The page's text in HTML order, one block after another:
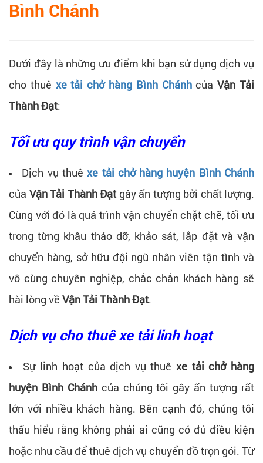
Bình Chánh
Dưới đây là những ưu điểm khi bạn sử dụng dịch vụ
cho thuê xe tải chở hàng Bình ChánhcủaVận Tải
Thành Đạt:
Tối ưu quy trình vận chuyển
Dịch vụ thuêxe tải chở hàng huyện Bình Chánh
của Vận Tải Thành Đạt gây ấn tượng bởi chất lượng.
Cùng với đó là quá trình vận chuyển chặt chẽ, tối ưu
trong từng khâu tháo dỡ, khảo sát, lắp đặt và vận
chuyển hàng, sở hữu đội ngũ nhân viên tận tình và
vô cùng chuyên nghiệp, chắc chắn khách hàng sẽ
hài lòng về Vận Tải Thành Đạt.
Dịch vụ cho thuê xe tải linh hoạt
Sự linh hoạt của dịch vụ thuêxe tải chở hàng
huyện Bình Chánhcủa chúng tôi gây ấn tượng rất
lớn với nhiều khách hàng. Bên cạnh đó, chúng tôi
thấu hiểu rằng không phải ai cũng có đủ điều kiện
hoặc nhu cầu để thuê dịch vụ chuyển đồ trọn gói. Từ